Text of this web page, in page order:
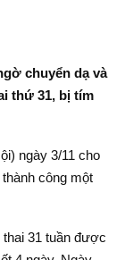
chuyển dạ và
thứ 31, bị tím
ngày 3/11 cho
công một
31 tuần được